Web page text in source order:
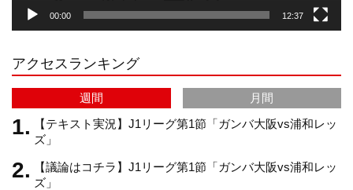
r
a
m
e
C
h
a
00:00 12:37
アクセスランキング
週間
月間
【テキスト実況】J1リーグ第1節「ガンバ大阪vs浦和レッ
ズ」
【議論はコチラ】J1リーグ第1節「ガンバ大阪vs浦和レッ
ズ」